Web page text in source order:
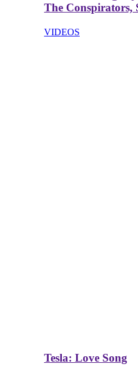
The Conspirators,
VIDEOS
Tesla: Love Song